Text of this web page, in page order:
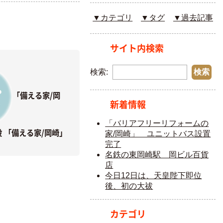
「備える家/岡
「備える家/岡崎」
▼カテゴリ ▼タグ ▼過去記事
サイト内検索
検索:
新着情報
「バリアフリーリフォームの
家/岡崎」 ユニットバス設置
完了
名鉄の東岡崎駅 岡ビル百貨
店
今日12日は、天皇陛下即位
後、初の大祓
カテゴリ